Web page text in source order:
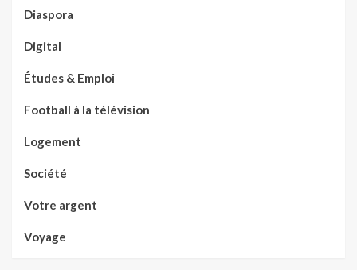
Diaspora
Digital
Études & Emploi
Football à la télévision
Logement
Société
Votre argent
Voyage